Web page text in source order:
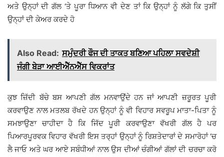
ਅਤੇ ਉਨ੍ਹਾਂ ਦੀ ਗੱਲ ‘ਤੇ ਪੂਰਾ ਧਿਆਨ ਵੀ ਦੇਣ ਤਾਂ ਕਿ ਉਨ੍ਹਾਂ ਨੂੰ ਲੱਗੇ ਕਿ ਤੁਸੀਂ
ਉਨ੍ਹਾਂ ਦੀ ਕੇਅਰ ਕਰਦੇ ਹੋ
Also Read: ਸਮੁੰਦਰੀ ਫੌਜ ਦੀ ਤਾਕਤ ਬਣਿਆ ਪਹਿਲਾ ਸਵਦੇਸ਼ੀ
ਜੰਗੀ ਬੇੜਾ ਆਈਐੱਨਐੱਸ ਵਿਕਰਾਂਤ
ਕੁਝ ਜ਼ਿੱਦੀ ਬੱਚੇ ਬਸ ਆਪਣੀ ਗੱਲ ਮਨਵਾਉਂਦੇ ਹਨ ਜਾਂ ਆਪਣੀ ਜ਼ਰੂਰਤ ਪੂਰੀ
ਕਰਵਾਉਣ ਨਾਲ ਮਤਲਬ ਰੱਖਦੇ ਹਨ ਉਨ੍ਹਾਂ ਨੂੰ ਵੀ ਵਿਹਾਰ ਸਵਰੂਪ ਮਾਤਾ-ਪਿਤਾ ਨੂੰ
ਸਮਝਾਉਣਾ ਚਾਹੀਦਾ ਹੈ ਕਿ ਜਿੱਦ ਪੂਰੀ ਕਰਵਾਉਣਾ ਵੱਖਰੀ ਗੱਲ ਹੈ ਪਰ
ਪਿਆਰਪੂਰਵਕ ਵਿਹਾਰ ਵੱਖਰੀ ਇਸ ਤਰ੍ਹਾਂ ਉਨ੍ਹਾਂ ਨੂੰ ਰਿਸ਼ਤੇਦਾਰਾਂ ਦੇ ਸਮਾਰੋਹਾਂ ‘ਚ
ਲੈ ਜਾਓ ਅਤੇ ਘਰ ਆਏ ਸਬੰਧੀਆਂ ਨਾਲ ਉਸ ਦੀਆਂ ਚੰਗੀਆਂ ਗੱਲਾਂ ਦੀ ਚਰਚਾ ਕਰੋ